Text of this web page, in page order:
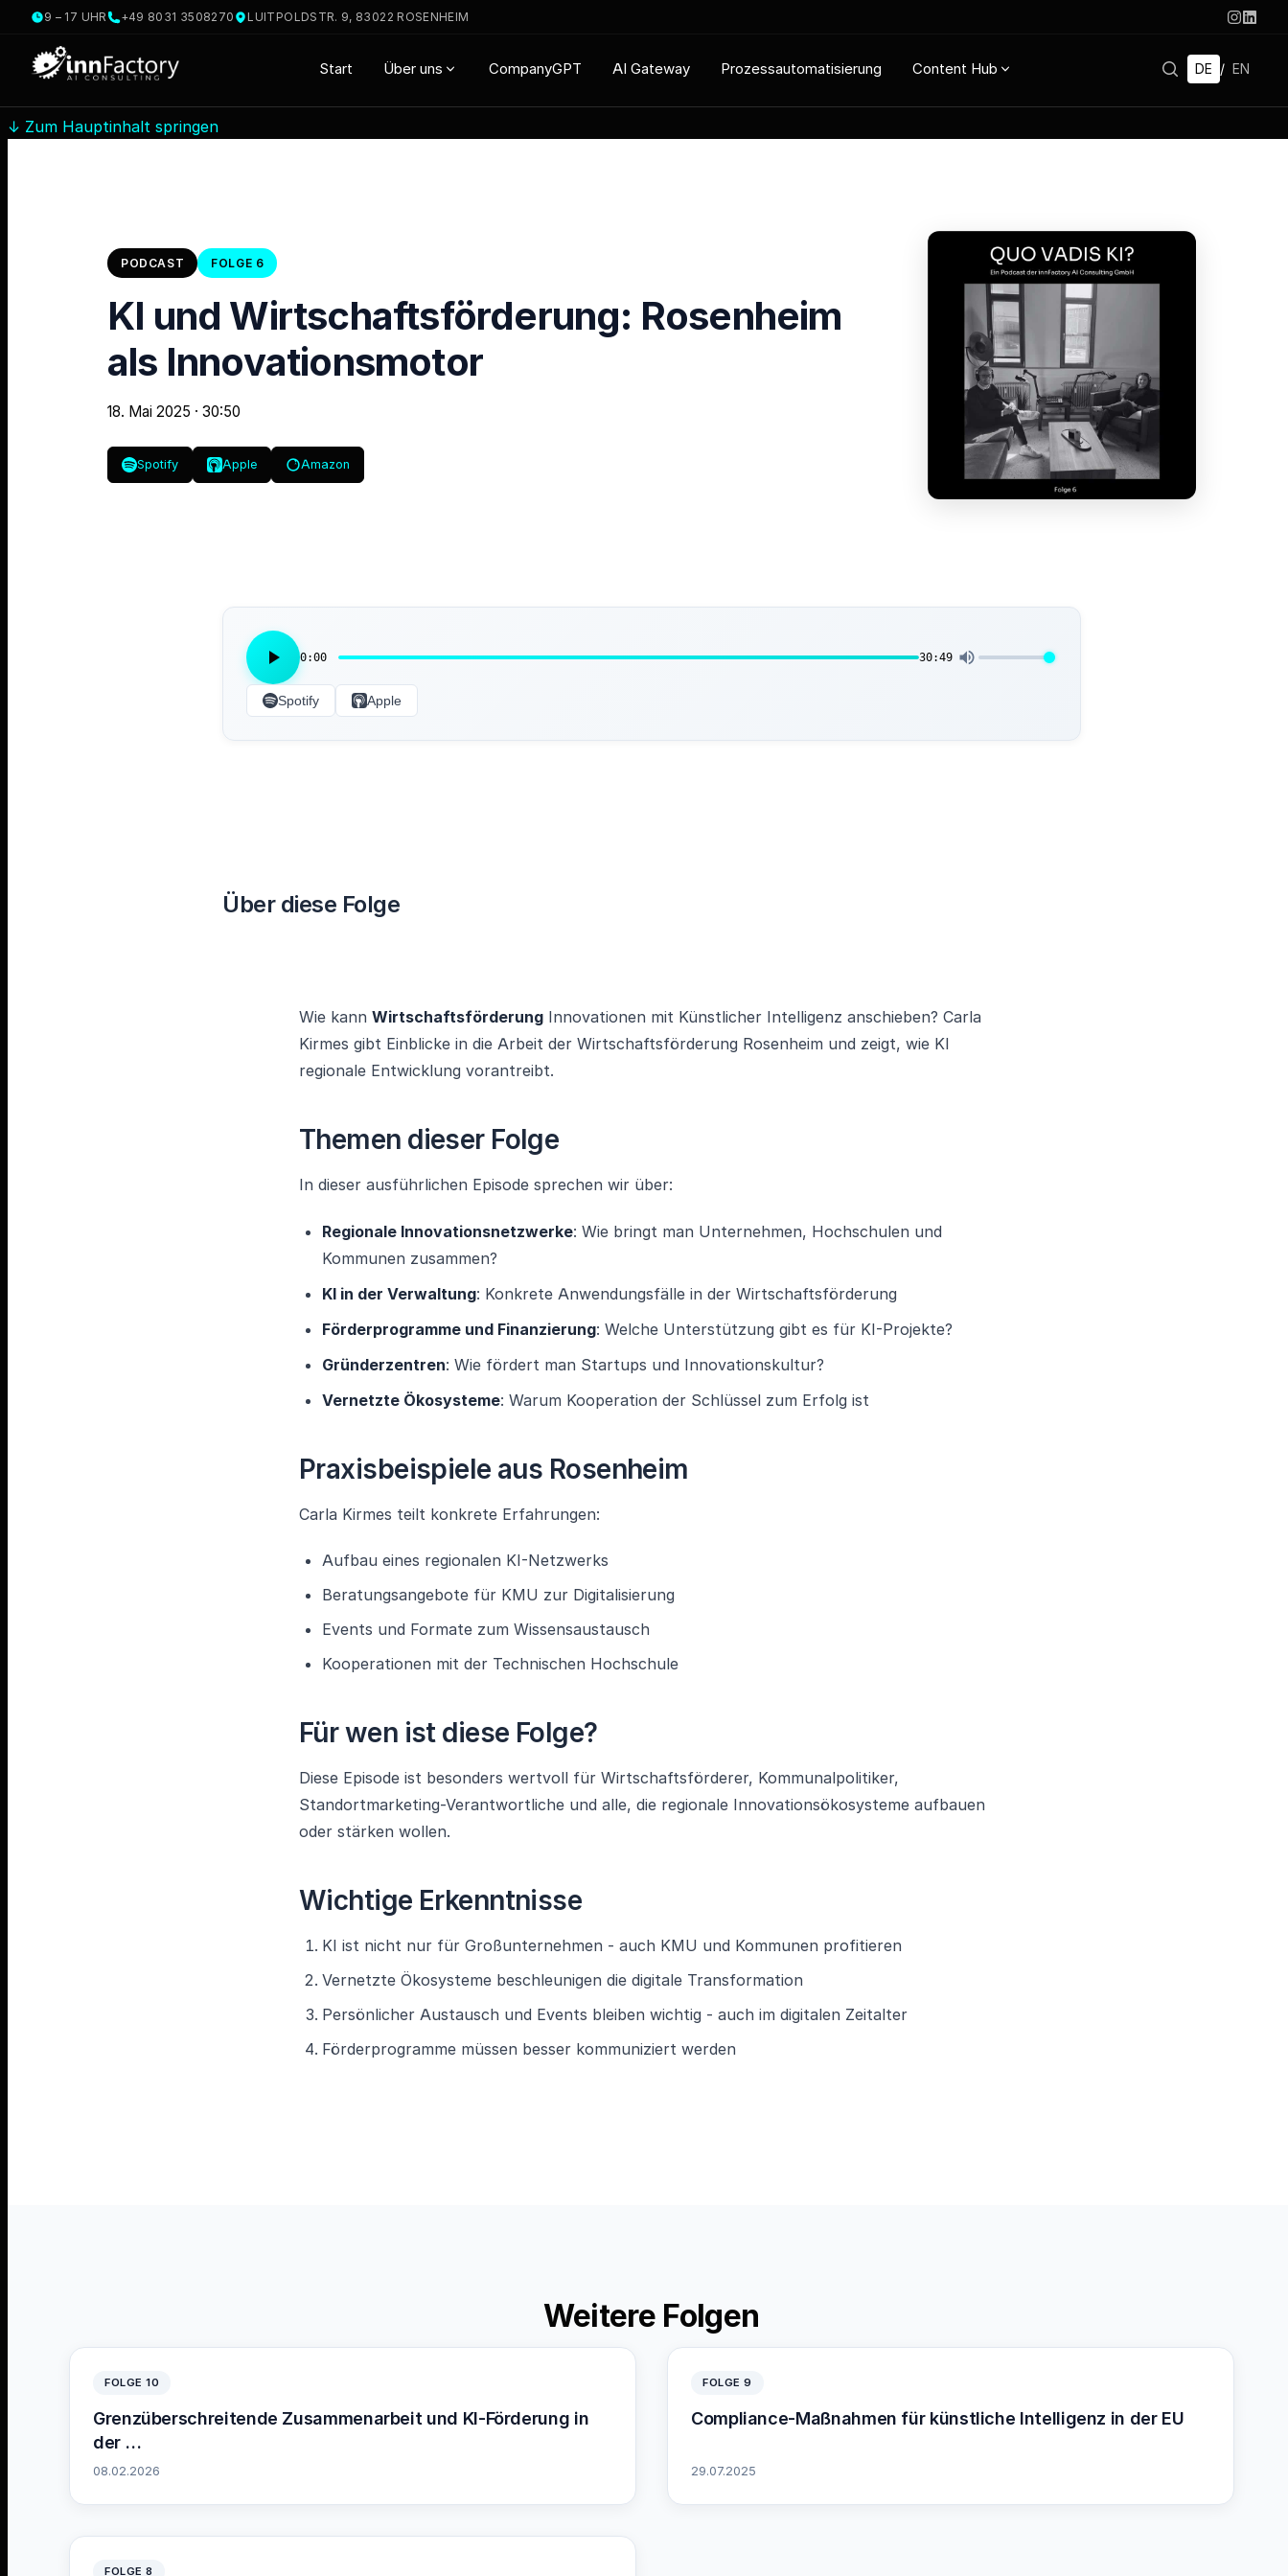
↓ Zum Hauptinhalt springen
9 – 17 UHR +49 8031 3508270 LUITPOLDSTR. 9, 83022 ROSENHEIM
Start Über uns CompanyGPT AI Gateway Prozessautomatisierung Content Hub DE / EN
PODCAST FOLGE 6
KI und Wirtschaftsförderung: Rosenheim
als Innovationsmotor
18. Mai 2025 · 30:50
Spotify Apple Amazon
0:00 30:49
Spotify Apple
Über diese Folge
Wie kann Wirtschaftsförderung Innovationen mit Künstlicher Intelligenz anschieben? Carla
Kirmes gibt Einblicke in die Arbeit der Wirtschaftsförderung Rosenheim und zeigt, wie KI
regionale Entwicklung vorantreibt.
Themen dieser Folge
In dieser ausführlichen Episode sprechen wir über:
Regionale Innovationsnetzwerke: Wie bringt man Unternehmen, Hochschulen und
Kommunen zusammen?
KI in der Verwaltung: Konkrete Anwendungsfälle in der Wirtschaftsförderung
Förderprogramme und Finanzierung: Welche Unterstützung gibt es für KI-Projekte?
Gründerzentren: Wie fördert man Startups und Innovationskultur?
Vernetzte Ökosysteme: Warum Kooperation der Schlüssel zum Erfolg ist
Praxisbeispiele aus Rosenheim
Carla Kirmes teilt konkrete Erfahrungen:
Aufbau eines regionalen KI-Netzwerks
Beratungsangebote für KMU zur Digitalisierung
Events und Formate zum Wissensaustausch
Kooperationen mit der Technischen Hochschule
Für wen ist diese Folge?
Diese Episode ist besonders wertvoll für Wirtschaftsförderer, Kommunalpolitiker,
Standortmarketing-Verantwortliche und alle, die regionale Innovationsökosysteme aufbauen
oder stärken wollen.
Wichtige Erkenntnisse
KI ist nicht nur für Großunternehmen - auch KMU und Kommunen profitieren
Vernetzte Ökosysteme beschleunigen die digitale Transformation
Persönlicher Austausch und Events bleiben wichtig - auch im digitalen Zeitalter
Förderprogramme müssen besser kommuniziert werden
Weitere Folgen
FOLGE 10
Grenzüberschreitende Zusammenarbeit und KI-Förderung in
der …
08.02.2026
FOLGE 9
Compliance-Maßnahmen für künstliche Intelligenz in der EU
29.07.2025
FOLGE 8